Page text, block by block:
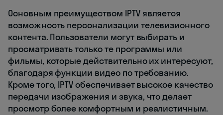
Основным преимуществом IPTV является
возможность персонализации телевизионного
контента. Пользователи могут выбирать и
просматривать только те программы или
фильмы, которые действительно их интересуют,
благодаря функции видео по требованию.
Кроме того, IPTV обеспечивает высокое качество
передачи изображения и звука, что делает
просмотр более комфортным и реалистичным.